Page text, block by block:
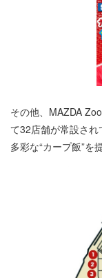
その他、MAZDA
て32店舗が常設され
多彩な“カープ飯”を